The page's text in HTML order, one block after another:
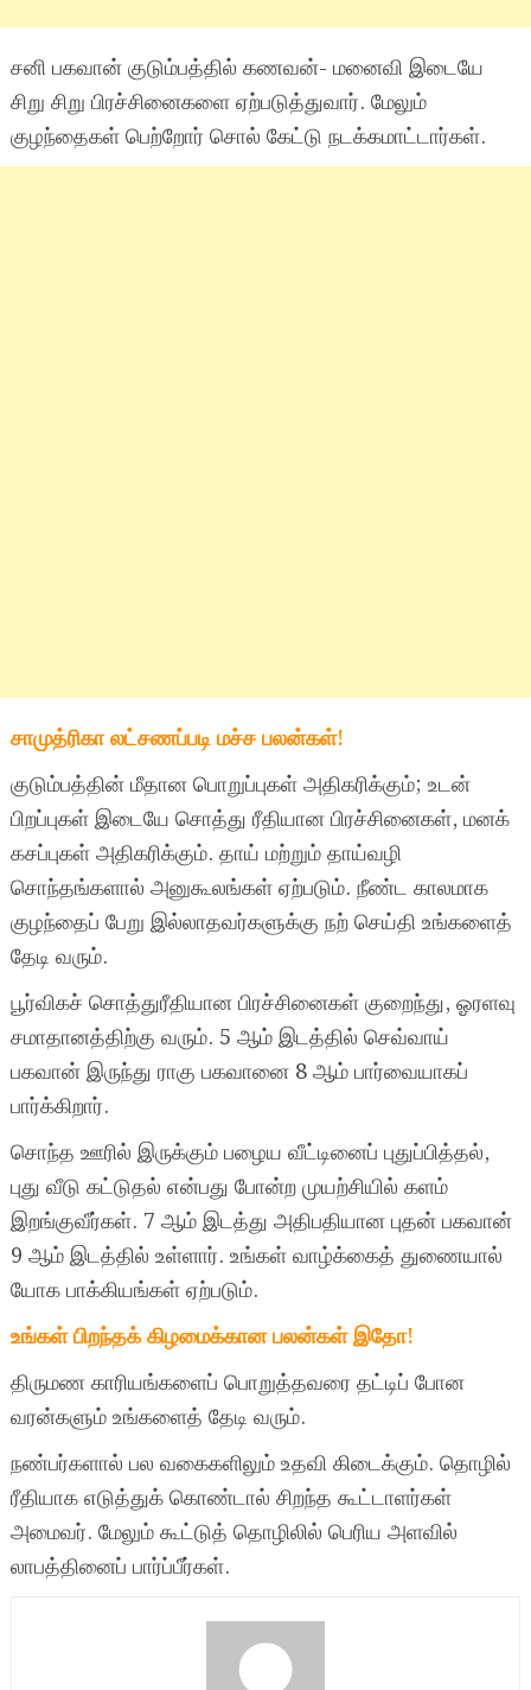
சனி பகவான் குடும்பத்தில் கணவன்- மனைவி இடையே
சிறு சிறு பிரச்சினைகளை ஏற்படுத்துவார். மேலும்
குழந்தைகள் பெற்றோர் சொல் கேட்டு நடக்கமாட்டார்கள்.
சாமுத்ரிகா லட்சணப்படி மச்ச பலன்கள்!
குடும்பத்தின் மீதான பொறுப்புகள் அதிகரிக்கும்; உடன்
பிறப்புகள் இடையே சொத்து ரீதியான பிரச்சினைகள், மனக்
கசப்புகள் அதிகரிக்கும். தாய் மற்றும் தாய்வழி
சொந்தங்களால் அனுகூலங்கள் ஏற்படும். நீண்ட காலமாக
குழந்தைப் பேறு இல்லாதவர்களுக்கு நற் செய்தி உங்களைத்
தேடி வரும்.
பூர்விகச் சொத்துரீதியான பிரச்சினைகள் குறைந்து, ஓரளவு
சமாதானத்திற்கு வரும். 5 ஆம் இடத்தில் செவ்வாய்
பகவான் இருந்து ராகு பகவானை 8 ஆம் பார்வையாகப்
பார்க்கிறார்.
சொந்த ஊரில் இருக்கும் பழைய வீட்டினைப் புதுப்பித்தல்,
புது வீடு கட்டுதல் என்பது போன்ற முயற்சியில் களம்
இறங்குவீர்கள். 7 ஆம் இடத்து அதிபதியான புதன் பகவான்
9 ஆம் இடத்தில் உள்ளார். உங்கள் வாழ்க்கைத் துணையால்
யோக பாக்கியங்கள் ஏற்படும்.
உங்கள் பிறந்தக் கிழமைக்கான பலன்கள் இதோ!
திருமண காரியங்களைப் பொறுத்தவரை தட்டிப் போன
வரன்களும் உங்களைத் தேடி வரும்.
நண்பர்களால் பல வகைகளிலும் உதவி கிடைக்கும். தொழில்
ரீதியாக எடுத்துக் கொண்டால் சிறந்த கூட்டாளர்கள்
அமைவர். மேலும் கூட்டுத் தொழிலில் பெரிய அளவில்
லாபத்தினைப் பார்ப்பீர்கள்.